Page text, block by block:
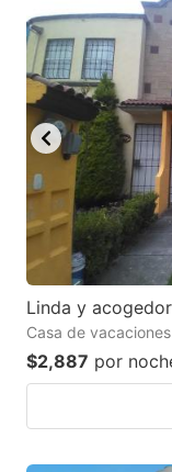
Linda y
Casa de
$2,887 por